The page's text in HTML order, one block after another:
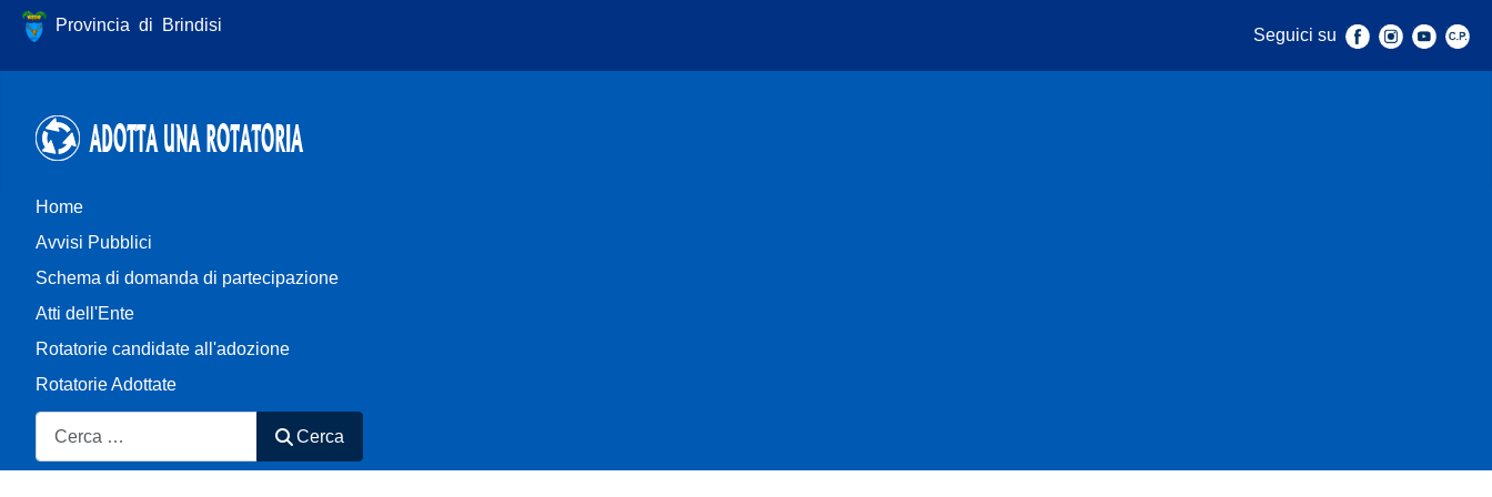
Provincia di Brindisi
Seguici su
Home
Avvisi Pubblici
Schema di domanda di partecipazione
Atti dell'Ente
Rotatorie candidate all'adozione
Rotatorie Adottate
Cerca